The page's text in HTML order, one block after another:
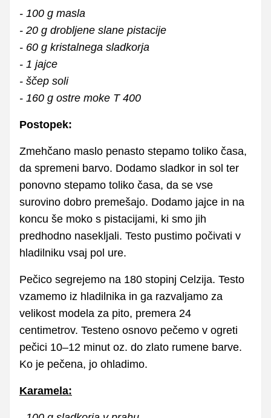
- 100 g masla
- 20 g drobljene slane pistacije
- 60 g kristalnega sladkorja
- 1 jajce
- ščep soli
- 160 g ostre moke T 400
Postopek:
Zmehčano maslo penasto stepamo toliko časa,
da spremeni barvo. Dodamo sladkor in sol ter
ponovno stepamo toliko časa, da se vse
surovino dobro premešajo. Dodamo jajce in na
koncu še moko s pistacijami, ki smo jih
predhodno nasekljali. Testo pustimo počivati v
hladilniku vsaj pol ure.
Pečico segrejemo na 180 stopinj Celzija. Testo
vzamemo iz hladilnika in ga razvaljamo za
velikost modela za pito, premera 24
centimetrov. Testeno osnovo pečemo v ogreti
pečici 10–12 minut oz. do zlato rumene barve.
Ko je pečena, jo ohladimo.
Karamela: